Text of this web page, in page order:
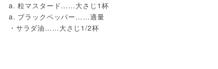
a. 粒マスタード……大さじ1杯
a. ブラックペッパー……適量
・サラダ油……大さじ1/2杯